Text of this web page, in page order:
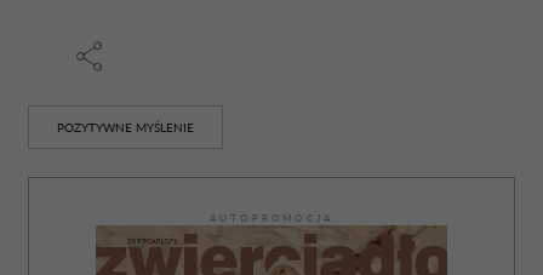
POZYTYWNE MYŚLENIE
AUTOPROMOCJA